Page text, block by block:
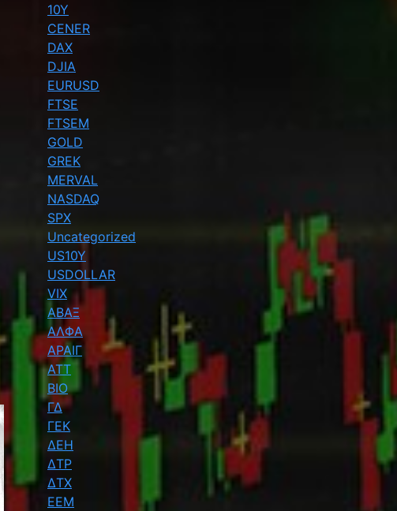
10Y
CENER
DAX
DJIA
EURUSD
FTSE
FTSEM
GOLD
GREK
MERVAL
NASDAQ
SPX
Uncategorized
US10Y
USDOLLAR
VIX
ΑΒΑΞ
ΑΛΦΑ
ΑΡΑΙΓ
ΑΤΤ
ΒΙΟ
ΓΔ
ΓΕΚ
ΔΕΗ
ΔΤΡ
ΔΤΧ
ΕΕΜ